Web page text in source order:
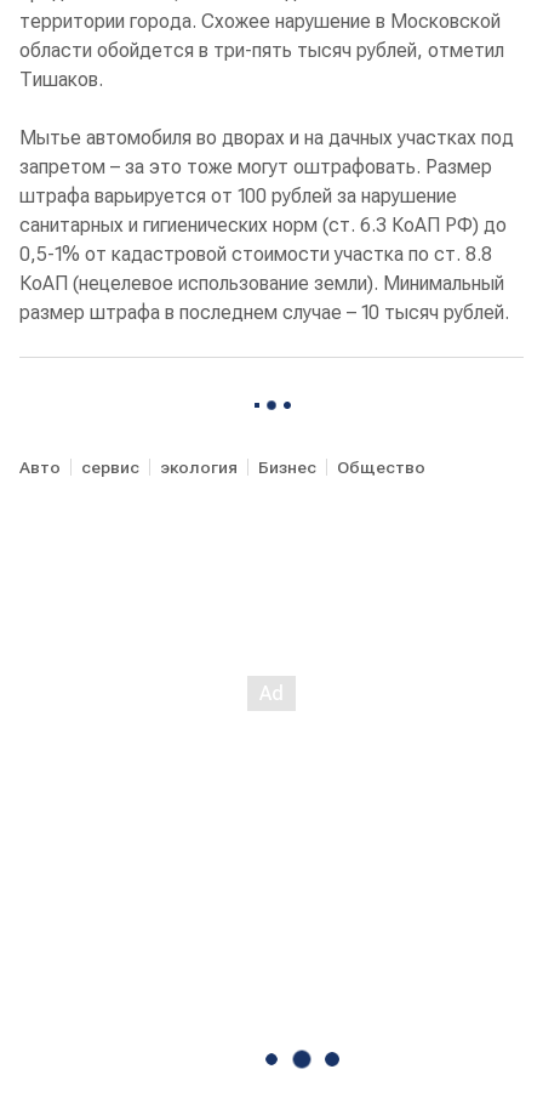
территории города. Схожее нарушение в Московской
области обойдется в три-пять тысяч рублей, отметил
Тишаков.
Мытье автомобиля во дворах и на дачных участках под
запретом – за это тоже могут оштрафовать. Размер
штрафа варьируется от 100 рублей за нарушение
санитарных и гигиенических норм (ст. 6.3 КоАП РФ) до
0,5-1% от кадастровой стоимости участка по ст. 8.8
КоАП (нецелевое использование земли). Минимальный
размер штрафа в последнем случае – 10 тысяч рублей.
Авто сервис экология Бизнес Общество